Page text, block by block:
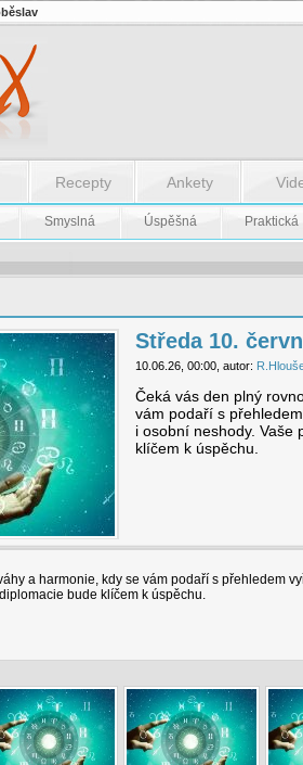
Recepty Ankety
Smyslná Úspěšná Praktická
Středa 10.
10.06.26, 00:00, autor:
Čeká vás den plný
vám podaří s
i osobní neshody. Vaše
klíčem k úspěchu.
a harmonie, kdy se vám podaří s přehledem
bude klíčem k úspěchu.